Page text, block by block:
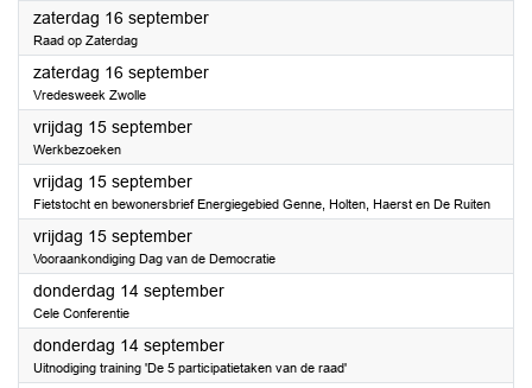
zaterdag 16 september2023
Raad op Zaterdag
zaterdag 16 september2023
Vredesweek Zwolle
vrijdag 15 september2023
Werkbezoeken
vrijdag 15 september2023
Fietstocht en bewonersbrief Energiegebied Genne, Holten, Haerst en De Ruiten
vrijdag 15 september2023
Vooraankondiging Dag van de Democratie
donderdag 14 september2023
Cele Conferentie
donderdag 14 september2023
Uitnodiging training 'De 5 participatietaken van de raad'